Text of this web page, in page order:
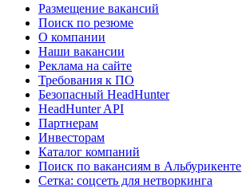
Размещение вакансий
Поиск по резюме
О компании
Наши вакансии
Реклама на сайте
Требования к ПО
Безопасный HeadHunter
HeadHunter API
Партнерам
Инвесторам
Каталог компаний
Поиск по вакансиям в Альбурикенте
Сетка: соцсеть для нетворкинга